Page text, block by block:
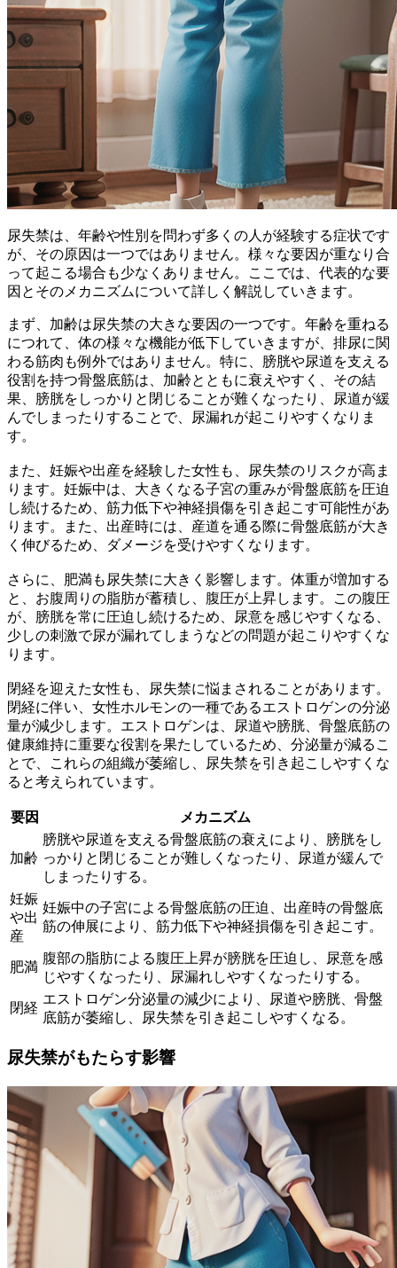
尿失禁は、年齢や性別を問わず多くの人が経験する症状です
が、その原因は一つではありません。様々な要因が重なり合
って起こる場合も少なくありません。ここでは、代表的な要
因とそのメカニズムについて詳しく解説していきます。
まず、 加齢は尿失禁の大きな要因の一つです。年齢を重ねる
につれて、体の様々な機能が低下していきますが、排尿に関
わる筋肉も例外ではありません。特に、膀胱や尿道を支える
役割を持つ骨盤底筋は、加齢とともに衰えやすく、その結
果、膀胱をしっかりと閉じることが難くなったり、尿道が緩
んでしまったりすることで、尿漏れが起こりやすくなりま
す。
また、 妊娠や出産を経験した女性も、尿失禁のリスクが高ま
ります。妊娠中は、大きくなる子宮の重みが骨盤底筋を圧迫
し続けるため、筋力低下や神経損傷を引き起こす可能性があ
ります。また、出産時には、産道を通る際に骨盤底筋が大き
く伸びるため、ダメージを受けやすくなります。
さらに、 肥満も尿失禁に大きく影響します。体重が増加する
と、お腹周りの脂肪が蓄積し、腹圧が上昇します。この腹圧
が、膀胱を常に圧迫し続けるため、尿意を感じやすくなる、
少しの刺激で尿が漏れてしまうなどの問題が起こりやすくな
ります。
閉経を迎えた女性も、尿失禁に悩まされることがあります。
閉経に伴い、女性ホルモンの一種であるエストロゲンの分泌
量が減少します。エストロゲンは、尿道や膀胱、骨盤底筋の
健康維持に重要な役割を果たしているため、分泌量が減るこ
とで、これらの組織が萎縮し、尿失禁を引き起こしやすくな
ると考えられています。
要因 メカニズム
加齢
膀胱や尿道を支える骨盤底筋の衰えにより、膀胱をし
っかりと閉じることが難しくなったり、尿道が緩んで
しまったりする。
妊娠
や出
産
妊娠中の子宮による骨盤底筋の圧迫、出産時の骨盤底
筋の伸展により、筋力低下や神経損傷を引き起こす。
肥満
腹部の脂肪による腹圧上昇が膀胱を圧迫し、尿意を感
じやすくなったり、尿漏れしやすくなったりする。
閉経
エストロゲン分泌量の減少により、尿道や膀胱、骨盤
底筋が萎縮し、尿失禁を引き起こしやすくなる。
尿失禁がもたらす影響